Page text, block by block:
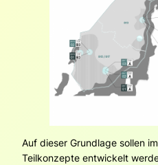
Auf dieser Grundlage sollen
Teilkonzepte entwickelt